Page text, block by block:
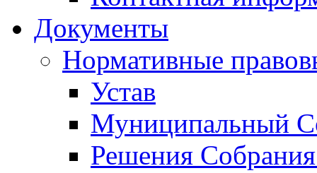
Документы
Нормативные
Устав
Муниципальный
Решения